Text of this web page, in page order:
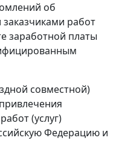
об
работ
заработной платы
совместной)
(услуг)
Федерацию и